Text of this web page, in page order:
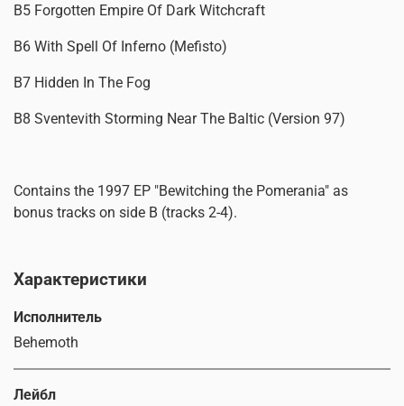
B5 Forgotten Empire Of Dark Witchcraft
B6 With Spell Of Inferno (Mefisto)
B7 Hidden In The Fog
B8 Sventevith Storming Near The Baltic (Version 97)
Contains the 1997 EP "Bewitching the Pomerania" as
bonus tracks on side B (tracks 2-4).
Характеристики
Исполнитель
Behemoth
Лейбл